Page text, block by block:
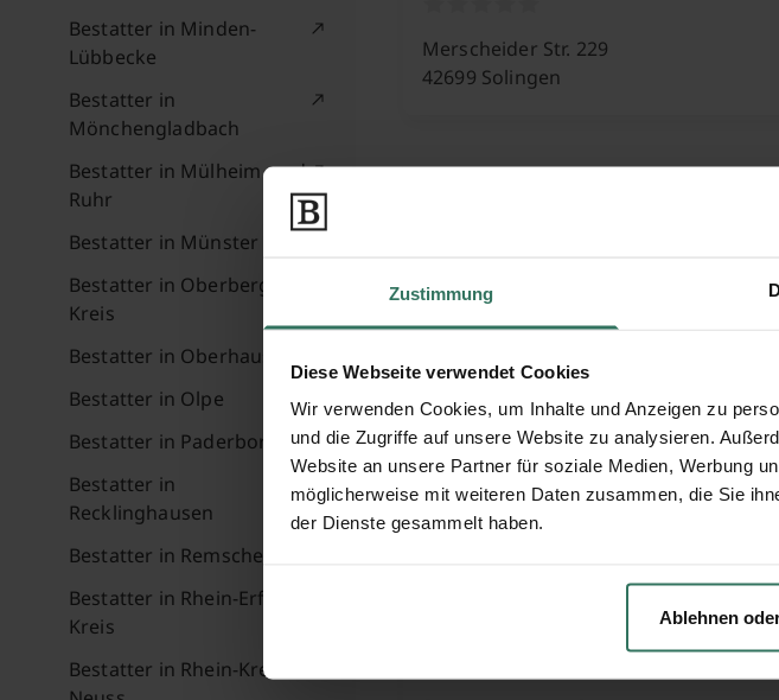
Zustimmung
Diese Webseite verwendet Cookies
Wir verwenden Cookies, um Inhalte und Anzeigen zu
und die Zugriffe auf unsere Website zu analysieren.
Website an unsere Partner für soziale Medien, Werbung
möglicherweise mit weiteren Daten zusammen, die Sie
der Dienste gesammelt haben.
Ablehnen
Bestatter in Minden-
Lübbecke
Bestatter in
Mönchengladbach
Bestatter in Mülheim an der
Ruhr
Bestatter in Münster
Bestatter in Oberbergischer
Kreis
Bestatter in Oberhausen
Bestatter in Olpe
Bestatter in Paderborn
Bestatter in
Recklinghausen
Bestatter in Remscheid
Bestatter in Rhein-Erft-
Kreis
Bestatter in Rhein-Kreis
Merscheider Str. 229
42699 Solingen
42697 Solingen
Saam-Faasen GmbH
Burgstr. 42
42655 Solingen
Theo Ohliger GbR